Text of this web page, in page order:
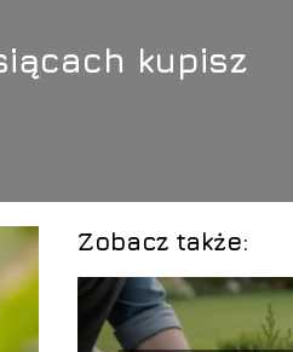
kupisz
Zobacz także: